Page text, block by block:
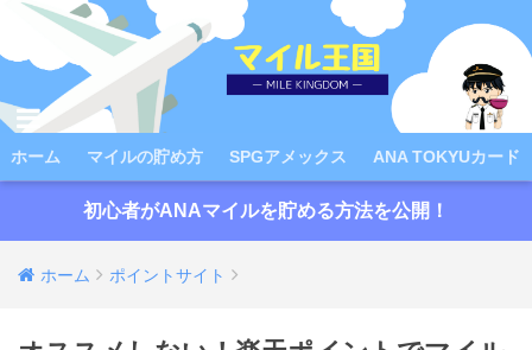
ホーム マイルの貯め方 SPGアメックス ANA TOKYUカード
初心者がANAマイルを貯める方法を公開！
ホーム ポイントサイト